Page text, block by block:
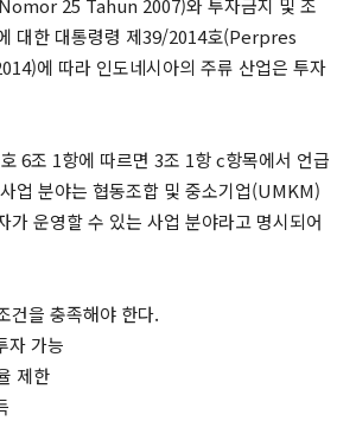
25 Tahun 2007)와 투자금지 및 조
대한 대통령령 제39/2014호(Perpres
에 따라 인도네시아의 주류 산업은 투자
6조 1항에 따르면 3조 1항 c항목에서 언급
업 분야는 협동조합 및 중소기업(UMKM)
가 운영할 수 있는 사업 분야라고 명시되어
건을 충족해야 한다.
자 가능
제한